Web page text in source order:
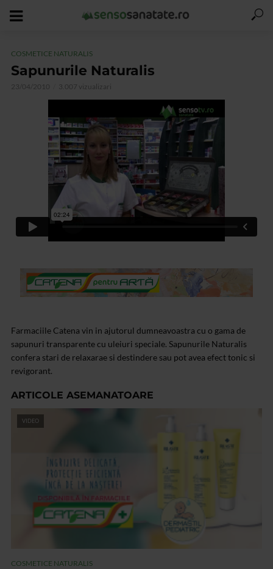
COSMETICE NATURALIS
Sapunurile Naturalis
23/04/2010 3.007 vizualizari
Farmaciile Catena vin in ajutorul dumneavoastra cu o gama de
sapunuri transparente cu uleiuri speciale. Sapunurile Naturalis
confera stari de relaxarae si destindere sau pot avea efect tonic si
revigorant.
ARTICOLE ASEMANATOARE
VIDEO
COSMETICE NATURALIS